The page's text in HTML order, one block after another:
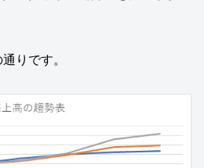
りです。